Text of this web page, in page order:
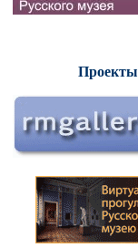
Проекты